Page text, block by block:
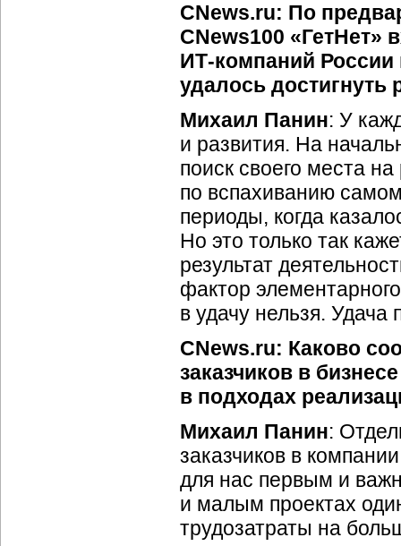
CNews.ru: По
CNews100 «ГетНет»
ИТ-компаний России
удалось достигнуть
Михаил Панин: У
и развития. На
поиск своего места
по вспахиванию
периоды, когда
Но это только так
результат
фактор
в удачу нельзя. Удача
CNews.ru: Каково
заказчиков в
в подходах
Михаил Панин:
заказчиков в
для нас первым и
и малым проектах
трудозатраты на